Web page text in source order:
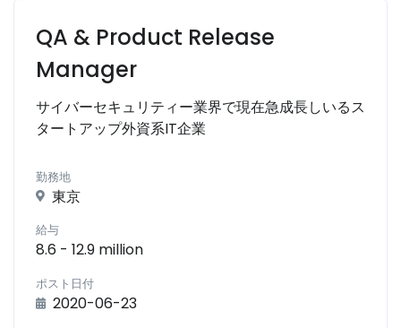
QA & Product Release
Manager
サイバーセキュリティー業界で現在急成長しいるス
タートアップ外資系IT企業
勤務地
東京
給与
8.6 - 12.9 million
ポスト日付
2020-06-23